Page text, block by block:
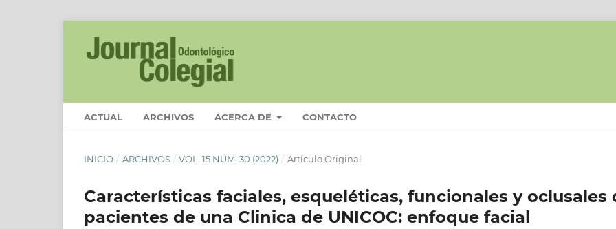
ACTUAL ARCHIVOS ACERCA DE CONTACTO
INICIO / ARCHIVOS / VOL. 15 NÚM. 30 (2022) / Artí­culo Original
Características faciales, esqueléticas, funcionales y oclusales
pacientes de una Clinica de UNICOC: enfoque facial